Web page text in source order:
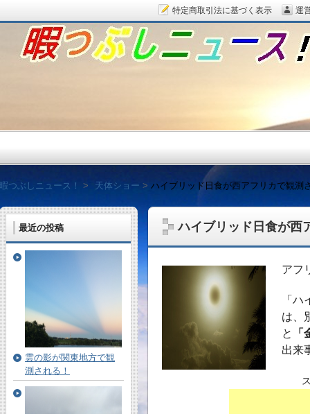
ハイブリッド日食が西
アフ
「
は、
と
出来
最近の投稿
雲の影が関東地方で観
測される！
暇つぶしニュース！ 天体ショー ハイブリッド日食が西アフリカで観測
暇つぶしニュース！
毎日面白い話題をピッ
特定商取引法に基づく表示 運